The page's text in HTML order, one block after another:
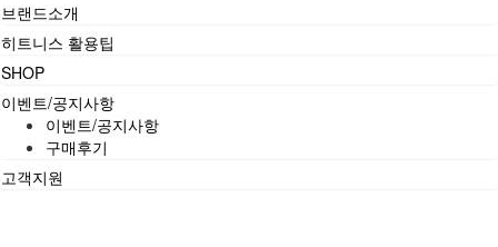
브랜드소개
히트니스 활용팁
SHOP
이벤트/공지사항
이벤트/공지사항
구매후기
고객지원